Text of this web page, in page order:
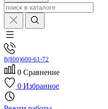
8(800)600-61-72
0 Сравнение
0 Избранное